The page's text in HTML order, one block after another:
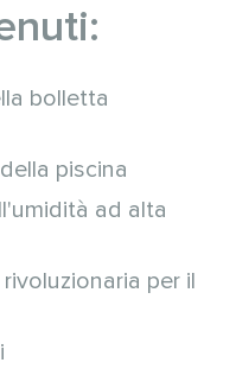
bolletta
piscina
ad alta
per il